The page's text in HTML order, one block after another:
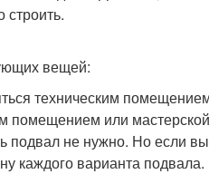
вещей:
техническим
помещением или
подвал не нужно. Но если
каждого варианта подвала.